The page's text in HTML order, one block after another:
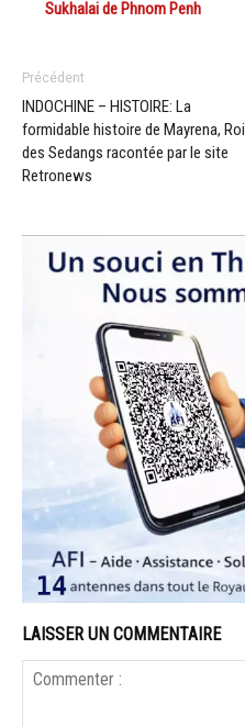
Sukhalai de Phnom Penh
Précédent
INDOCHINE – HISTOIRE: La
formidable histoire de Mayrena, Roi
des Sedangs racontée par le site
Retronews
LAISSER UN COMMENTAIRE